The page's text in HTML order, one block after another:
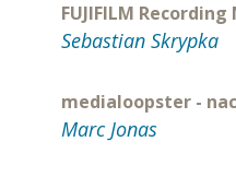
FUJIFILM
Sebastian Skrypka
medialoopster -
Marc Jonas